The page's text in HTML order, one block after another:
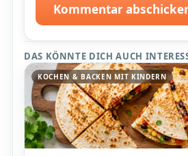
Kommentar
DAS KÖNNTE DICH AUCH
KOCHEN & BACKEN MIT KINDERN